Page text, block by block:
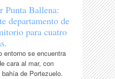
Punta Ballena:
departamento de
para cuatro
entorno se encuentra
cara al mar, con
de Portezuelo.